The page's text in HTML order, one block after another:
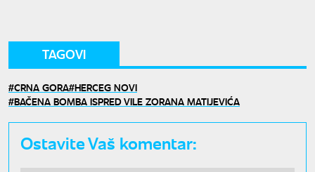
TAGOVI
CRNA GORA HERCEG NOVI
BAČENA BOMBA ISPRED VILE ZORANA MATIJEVIĆA
Ostavite Vaš komentar: